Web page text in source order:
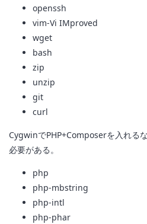
openssh
vim-Vi IMproved
wget
bash
zip
unzip
git
curl
CygwinでPHP+Composerを入れる
必要がある。
php
php-mbstring
php-intl
php-phar